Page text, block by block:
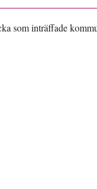
som inträffade